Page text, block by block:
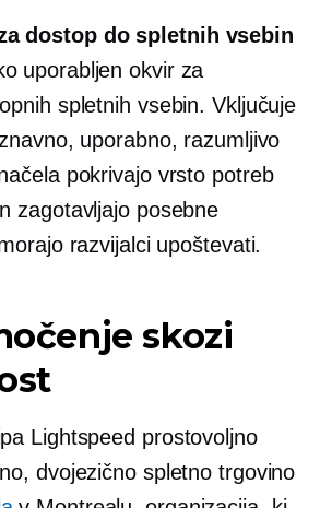
dostop do spletnih vsebin
uporabljen okvir za
spletnih vsebin. Vključuje
uporabno, razumljivo
pokrivajo vrsto potreb
zagotavljajo posebne
razvijalci upoštevati.
skozi
Lightspeed prostovoljno
dvojezično spletno trgovino